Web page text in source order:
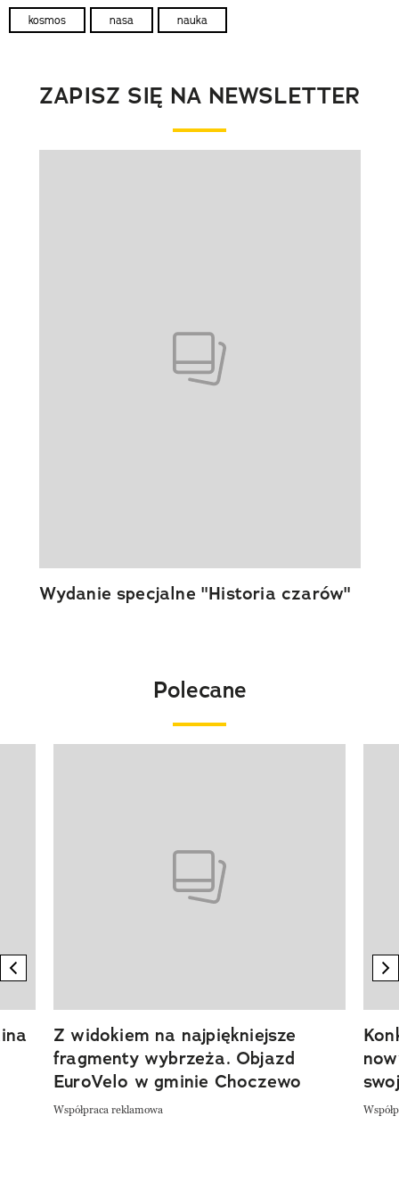
kosmos nasa nauka
ZAPISZ SIĘ NA NEWSLETTER
Wydanie specjalne "Historia czarów"
Polecane
previous element
Z widokiem na najpiękniejsze
fragmenty wybrzeża. Objazd
EuroVelo w gminie Choczewo
Współpraca reklamowa